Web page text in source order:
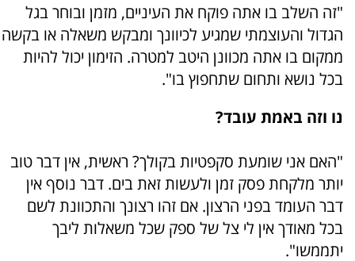
"זה השלב בו אתה פוקח את העיניים, מזמן ובוחר בגל
הגדול והעוצמתי שמגיע לכיוונך ומבקש משאלה או בקשה
ממקום בו אתה מכוונן היטב למטרה. הזימון יכול להיות
בכל נושא ותחום שתחפוץ בו".
נו וזה באמת עובד?
"האם אני שומעת סקפטיות בקולך? ראשית, אין דבר טוב
יותר מלקחת פסק זמן ולעשות זאת בים. דבר נוסף אין
דבר העומד בפני הרצון. אם זהו רצונך והתכוונת לשם
בכל מאודך אין לי צל של ספק שכל משאלות ליבך
יתממשו".